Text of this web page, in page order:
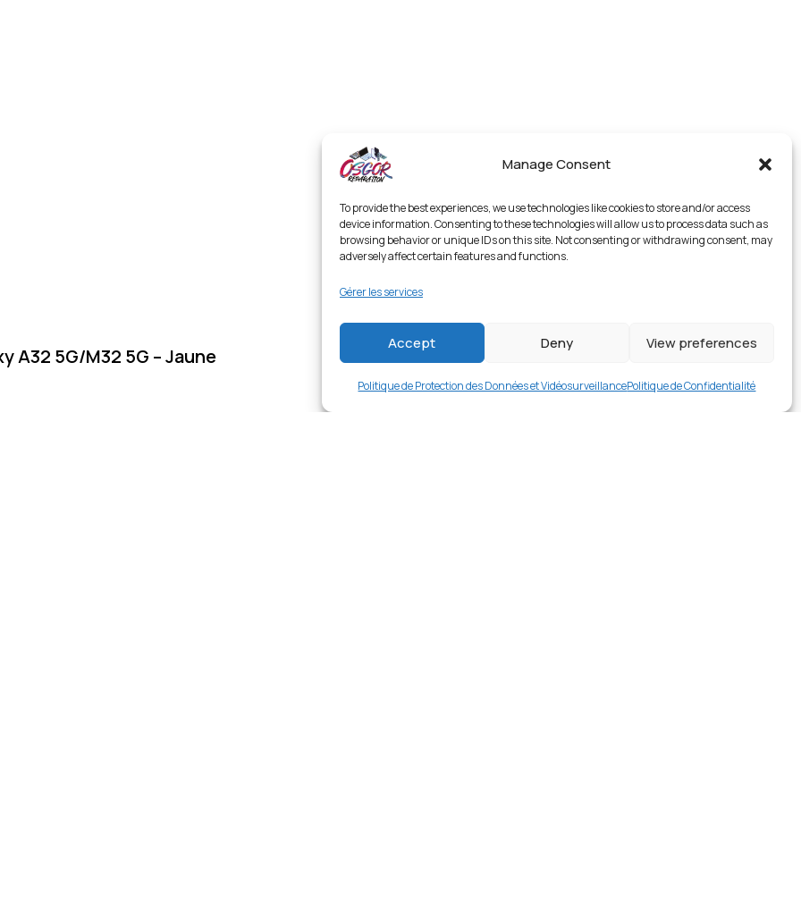
Manage Consent
To provide the best experiences, we use technologies like cookies to store and/or access
device information. Consenting to these technologies will allow us to process data such as
browsing behavior or unique IDs on this site. Not consenting or withdrawing consent, may
adversely affect certain features and functions.
Gérer les services
Accept Deny View preferences
Politique de Protection des Données et VidéosurveillancePolitique de Confidentialité
A32 5G/M32 5G – Jaune €
Buy now